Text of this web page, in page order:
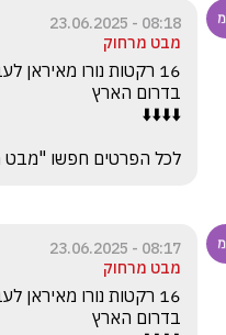
08:18 - 23.06.2025
מבט מרחוק
לכל הפרטים חפשו "מבט
08:17 - 23.06.2025
מבט מרחוק